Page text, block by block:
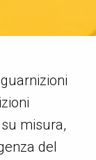
misura,
del